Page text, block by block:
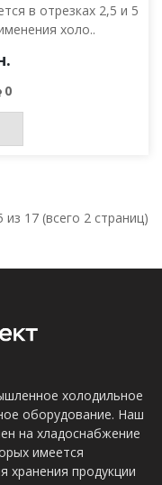
в отрезках 2,5 и 5
холо..
0
17 (всего 2 страниц)
холодильное
оборудование. Наш
на хладоснабжение
имеется
хранения продукции